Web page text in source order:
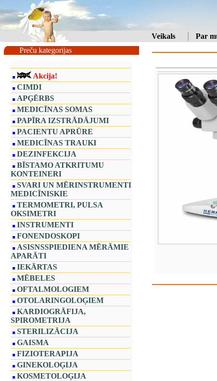
Veikals
Par
Preču kategorijas
Akcija!
CIMDI
APĢĒRBS
MEDICĪNAS SOMAS
PAPĪRA IZSTRĀDĀJUMI
PACIENTU APRŪRE
MEDICĪNAS TRAUKI
DEZINFEKCIJA
BĪSTAMO ATKRITUMU
KONTEINERI
SVARI UN MĒRINSTRUMENTI
MEDICĪNISKIE
TERMOMETRI, PULSA
OKSIMETRI
INSTRUMENTI
FONENDOSKOPI
ASISNSSPIEDIENA MĒRĀMIE
APARĀTI
IEKĀRTAS
MĒBELES
OFTALMOLOGIEM
OTOLARINGOLOĢIEM
KARDIOGRĀFIJA,
SPIROMETRIJA
STERILIZĀCIJA
GAISMA
FIZIOTERAPIJA
GINEKOLOĢIJA
KOSMETOLOĢIJA